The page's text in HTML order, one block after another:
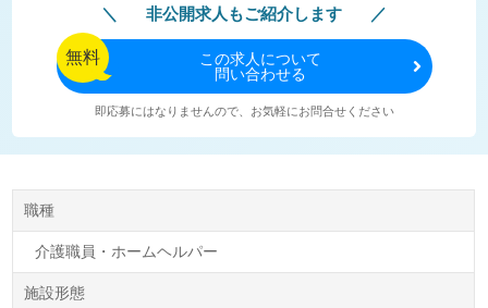
非公開求人もご紹介します
無料 この求人について
問い合わせる
即応募にはなりませんので、お気軽にお問合せください
職種
介護職員・ホームヘルパー
施設形態